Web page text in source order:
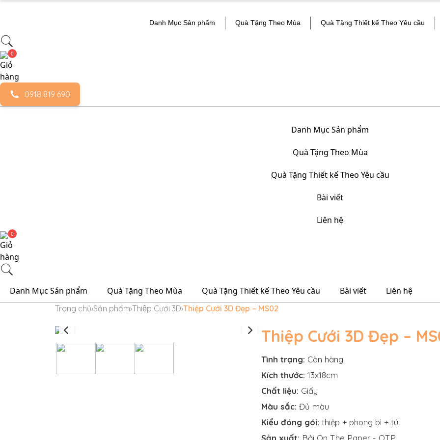
dung
Danh Mục Sản phẩm Quà Tặng Theo Mùa Quà Tặng Thiết kế Theo Yêu cầu
0
0918 819 690
Danh Mục Sản phẩm
Quà Tặng Theo Mùa
Quà Tặng Thiết kế Theo Yêu cầu
Bài viết
Liên hệ
0
Danh Mục Sản phẩm Quà Tặng Theo Mùa Quà Tặng Thiết kế Theo Yêu cầu Bài viết Liên hệ
Trang chủ›Sản phẩm›Thiệp Cưới 3D›Thiệp Cưới 3D Đẹp – MS02
Thiệp Cưới 3D Đẹp –
Tình trạng: Còn hàng
Kích thước: 13x18cm
Chất liệu: Giấy
Màu sắc: Đủ màu
Kiểu đóng gói: thiệp + phong bì + túi
Sản xuất: Bởi On The Paper - OTP